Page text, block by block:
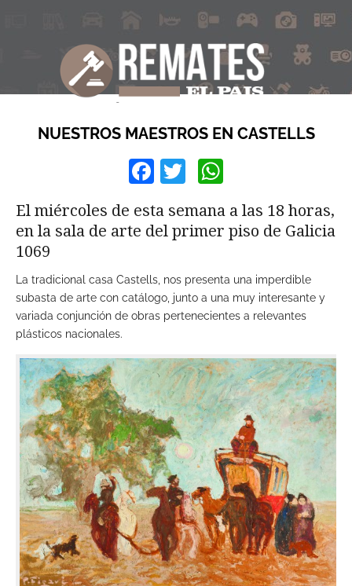
NUESTROS MAESTROS EN CASTELLS
Facebook
Twitter
El miércoles de esta semana a las 18 horas,
en la sala de arte del primer piso de Galicia
1069
La tradicional casa Castells, nos presenta una imperdible
subasta de arte con catálogo, junto a una muy interesante y
variada conjunción de obras pertenecientes a relevantes
plásticos nacionales.